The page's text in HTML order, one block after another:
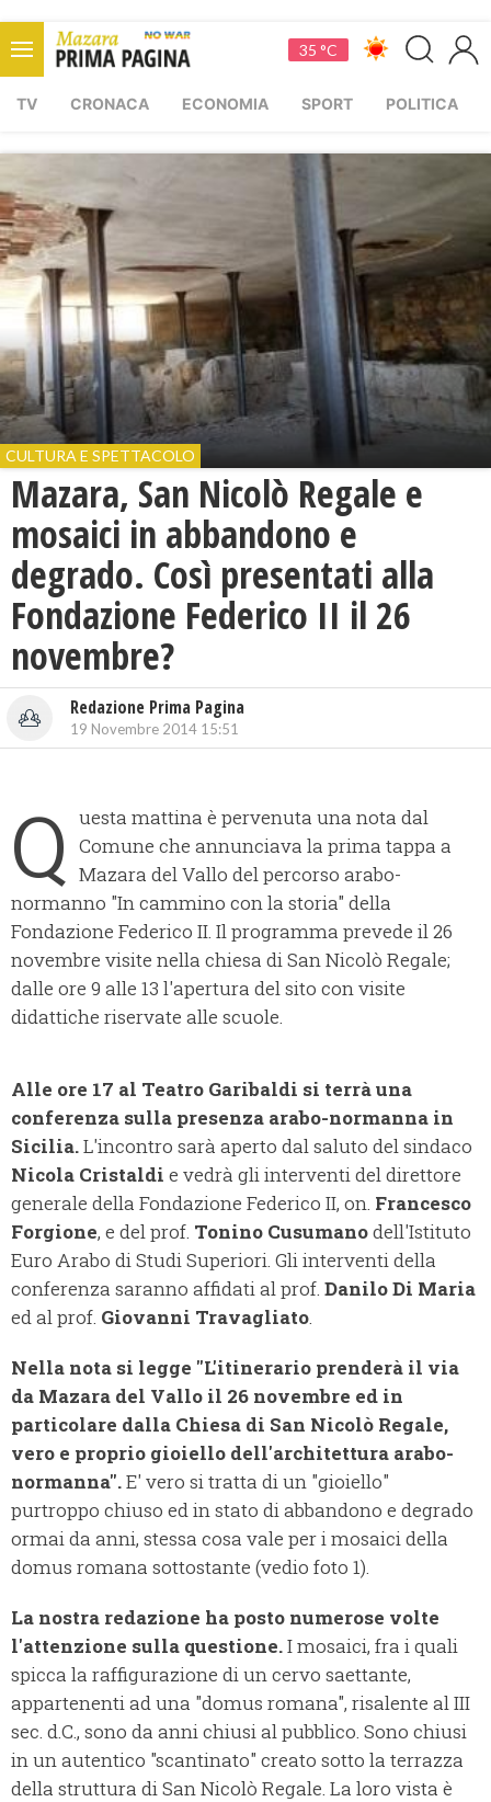
35 °C
TV CRONACA ECONOMIA SPORT POLITICA
CULTURA E SPETTACOLO
Mazara, San Nicolò Regale e
mosaici in abbandono e
degrado. Così presentati alla
Fondazione Federico II il 26
novembre?
Redazione Prima Pagina
19 Novembre 2014 15:51
Q
uesta mattina è pervenuta una nota dal
Comune che annunciava la prima tappa a
Mazara del Vallo del percorso arabo-
normanno "In cammino con la storia" della
Fondazione Federico II. Il programma prevede il 26
novembre visite nella chiesa di San Nicolò Regale;
dalle ore 9 alle 13 l'apertura del sito con visite
didattiche riservate alle scuole.
Alle ore 17 al Teatro Garibaldi si terrà una
conferenza sulla presenza arabo-normanna in
Sicilia.L'incontro sarà aperto dal saluto del sindaco
Nicola Cristaldi e vedrà gli interventi del direttore
generale della Fondazione Federico II, on. Francesco
Forgione, e del prof. Tonino Cusumanodell'Istituto
Euro Arabo di Studi Superiori. Gli interventi della
conferenza saranno affidati al prof. Danilo Di Maria
ed al prof. Giovanni Travagliato.
Nella nota si legge "L'itinerario prenderà il via
da Mazara del Vallo il 26 novembre ed in
particolare dalla Chiesa di San Nicolò Regale,
vero e proprio gioiello dell'architettura arabo-
normanna".E' vero si tratta di un "gioiello"
purtroppo chiuso ed in stato di abbandono e degrado
ormai da anni, stessa cosa vale per i mosaici della
domus romana sottostante (vedio foto 1).
La nostra redazione ha posto numerose volte
l'attenzione sulla questione.I mosaici, fra i quali
spicca la raffigurazione di un cervo saettante,
appartenenti ad una "domus romana", risalente al III
sec. d.C., sono da anni chiusi al pubblico. Sono chiusi
in un autentico "scantinato" creato sotto la terrazza
della struttura di San Nicolò Regale. La loro vista è